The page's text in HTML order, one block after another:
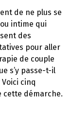
de ne plus se
intime qui
des
pour aller
de couple
s’y passe-t-il
cinq
cette démarche.